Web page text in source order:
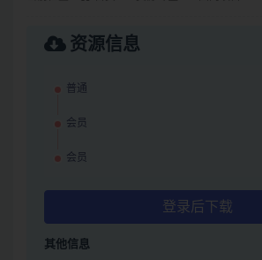
资源信息
普通
会员
会员
登录后下载
其他信息